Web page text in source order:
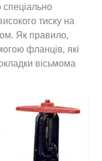
тиску на
Як правило,
фланців, які
вісьмома